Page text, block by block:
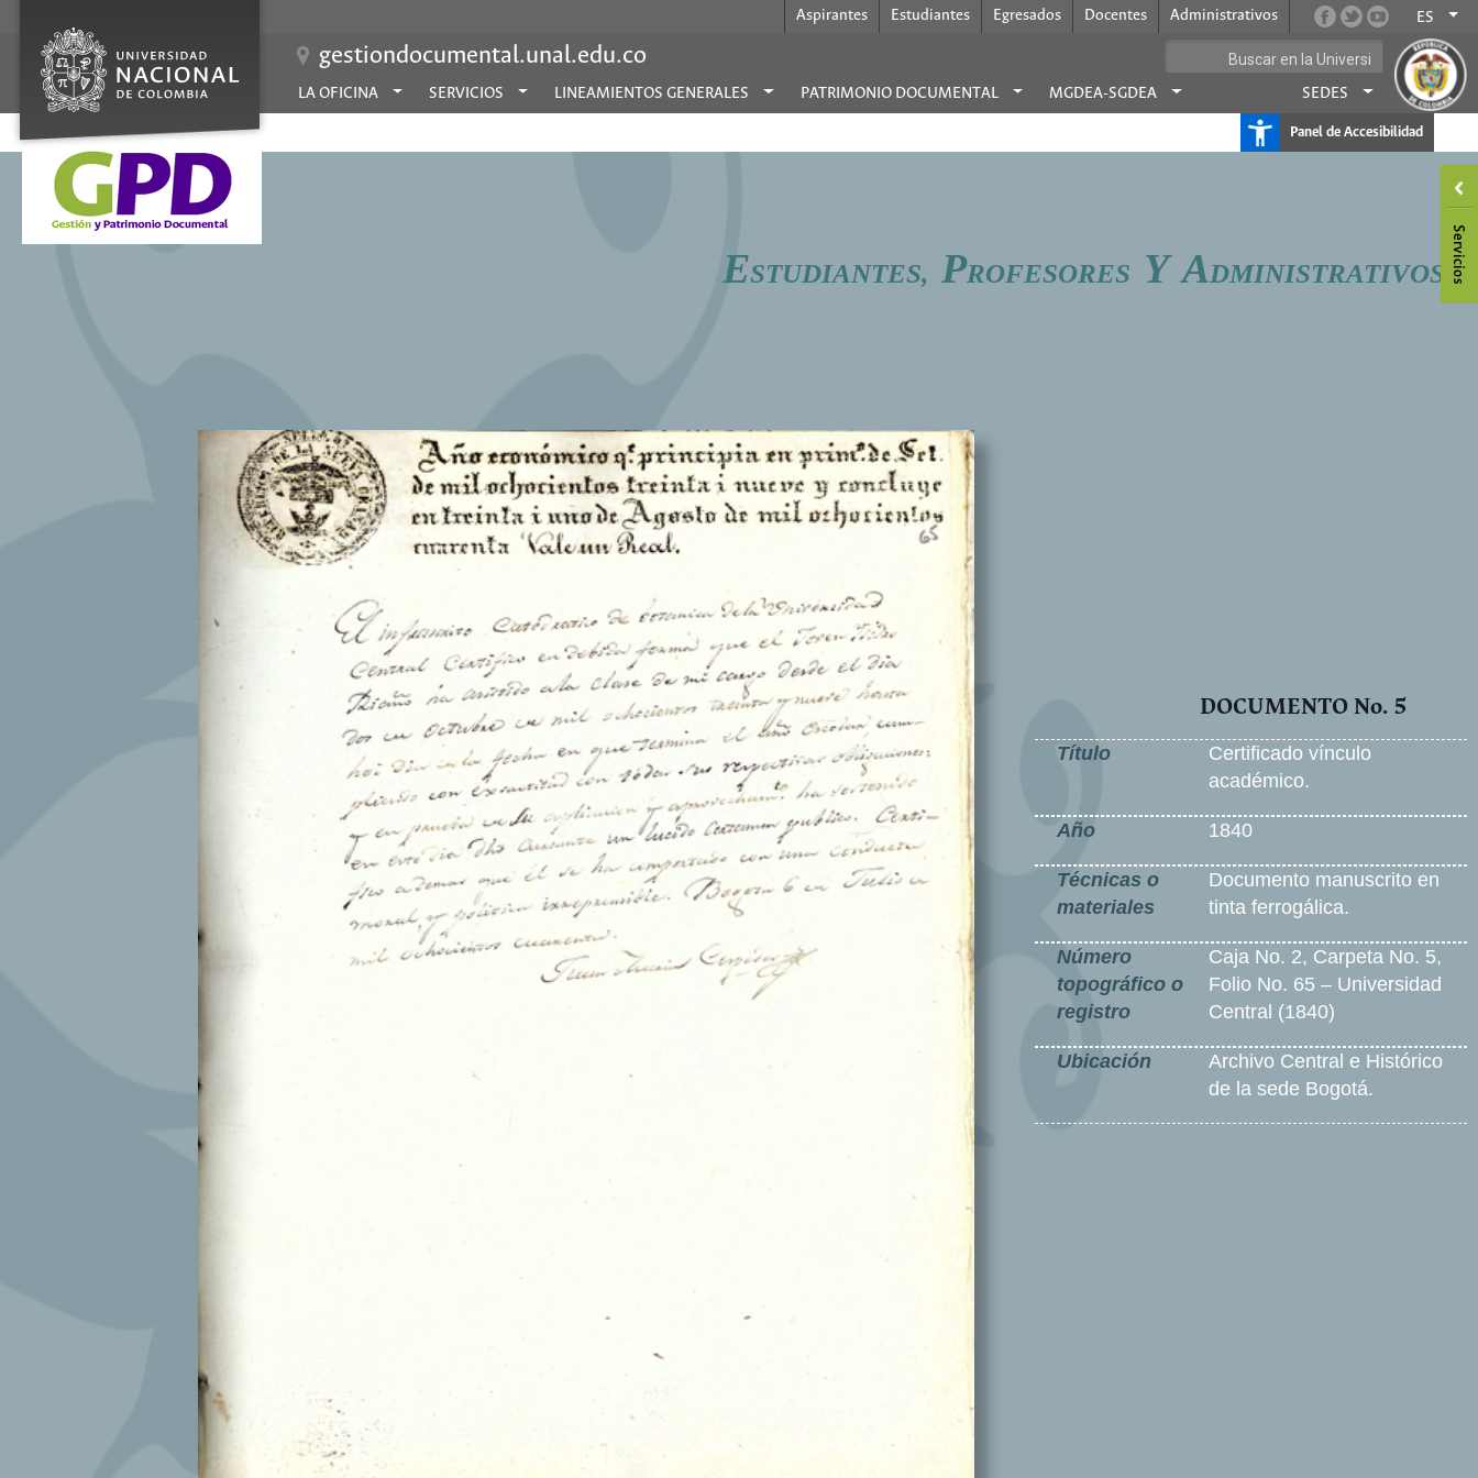
Aspirantes Estudiantes Egresados Docentes Administrativos ES
gestiondocumental.unal.edu.co
LA OFICINA SERVICIOS LINEAMIENTOS GENERALES PATRIMONIO DOCUMENTAL MGDEA-SGDEA SEDES
Panel de Accesibilidad
ESTUDIANTES, PROFESORES Y ADMINISTRATIVOS
DOCUMENTO No. 5
Título
Certificado vínculo
académico.
Año 1840
Técnicas o
materiales
Documento manuscrito en
tinta ferrogálica.
Número
topográfico o
registro
Caja No. 2, Carpeta No. 5,
Folio No. 65 – Universidad
Central (1840)
Ubicación
Archivo Central e Histórico
de la sede Bogotá.